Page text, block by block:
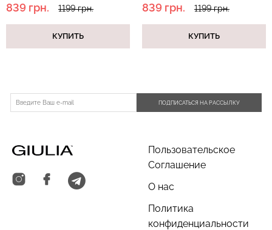
839 грн. 1199 грн.
КУПИТЬ
839 грн. 1199 грн.
КУПИТЬ
ПОДПИСАТЬСЯ НА РАССЫЛКУ
Пользовательское
Соглашение
О нас
Политика
конфиденциальности